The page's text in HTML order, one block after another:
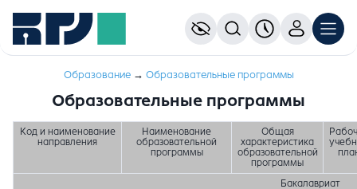
Образование→ Образовательные программы
Образовательные программы
Код и наименование
направления
Наименование
образовательной
программы
Общая
характеристика
образовательной
программы
Бакалавриат